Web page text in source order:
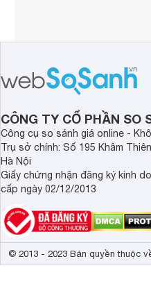
CÔNG TY CỔ PHẦN SO
Công cụ so sánh giá online -
Trụ sở chính: Số 195 Khâm
Hà Nội
Giấy chứng nhận đăng ký kinh
cấp ngày 02/12/2013
© 2013 - 2023 Bản quyền thuộc